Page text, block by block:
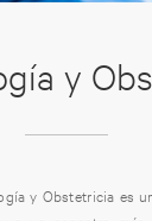
y
y Obstetricia es